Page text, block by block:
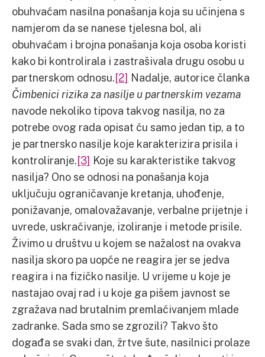
obuhvaćam nasilna ponašanja koja su učinjena s
namjerom da se nanese tjelesna bol, ali
obuhvaćam i brojna ponašanja koja osoba koristi
kako bi kontrolirala i zastrašivala drugu osobu u
partnerskom odnosu.[2] Nadalje, autorice članka
Čimbenici rizika za nasilje u partnerskim vezama
navode nekoliko tipova takvog nasilja, no za
potrebe ovog rada opisat ću samo jedan tip, a to
je partnersko nasilje koje karakterizira prisila i
kontroliranje.[3] Koje su karakteristike takvog
nasilja? Ono se odnosi na ponašanja koja
uključuju ograničavanje kretanja, uhođenje,
ponižavanje, omalovažavanje, verbalne prijetnje i
uvrede, uskraćivanje, izoliranje i metode prisile.
Živimo u društvu u kojem se nažalost na ovakva
nasilja skoro pa uopće ne reagira jer se jedva
reagira i na fizičko nasilje. U vrijeme u koje je
nastajao ovaj rad i u koje ga pišem javnost se
zgražava nad brutalnim premlaćivanjem mlade
zadranke. Sada smo se zgrozili? Takvo što
događa se svaki dan, žrtve šute, nasilnici prolaze